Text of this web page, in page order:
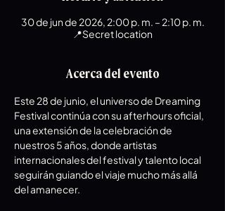
30 de jun de 2026, 2:00 p. m. – 2:10 p. m.
📍Secret location
Acerca del evento
Este 28 de junio, el universo de Dreaming
Festival continúa con su afterhours oficial,
una extensión de la celebración de
nuestros 5 años, donde artistas
internacionales del festival y talento local
seguirán guiando el viaje mucho más allá
del amanecer.